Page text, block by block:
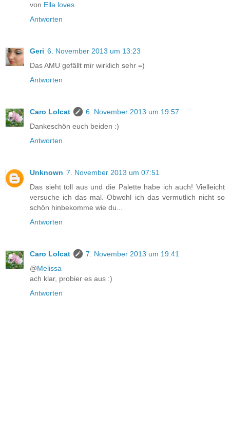
von Ella loves
Antworten
Geri 6. November 2013 um 13:23
Das AMU gefällt mir wirklich sehr =)
Antworten
Caro Lolcat
6. November 2013 um 19:57
Dankeschön euch beiden :)
Antworten
Unknown 7. November 2013 um 07:51
Das sieht toll aus und die Palette habe ich auch! Vielleicht
versuche ich das mal. Obwohl ich das vermutlich nicht so
schön hinbekomme wie du...
Antworten
Caro Lolcat
7. November 2013 um 19:41
@Melissa
ach klar, probier es aus :)
Antworten